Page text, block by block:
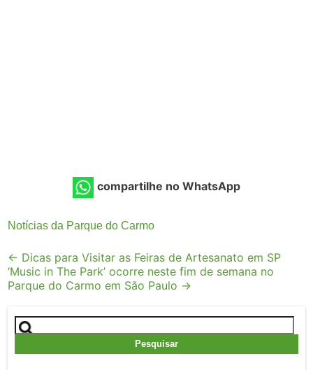
compartilhe no WhatsApp
Notícias da Parque do Carmo
Post
navigation
← Dicas para Visitar as Feiras de Artesanato em SP
‘Music in The Park’ ocorre neste fim de semana no
Parque do Carmo em São Paulo →
Pesquisar
por: